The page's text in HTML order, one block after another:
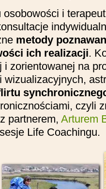
i
metody
ich realizacji.
i zorientowanej na
wizualizacyjnych,
czyli
partnerem, Arturem
Life Coachingu.